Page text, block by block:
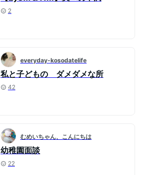
2
everyday-kosodatelife
私と子どもの ダメダメな所
42
むめいちゃん、こんにちは
幼稚園面談
22